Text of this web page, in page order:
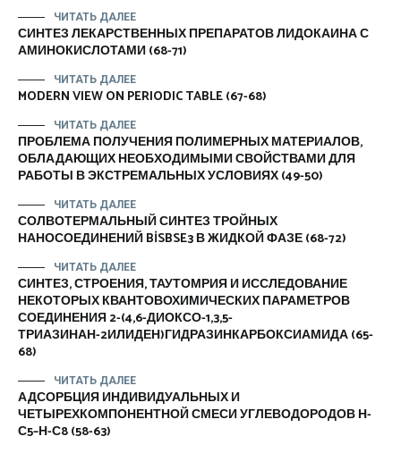
ЧИТАТЬ ДАЛЕЕ
СИНТЕЗ ЛЕКАРСТВЕННЫХ ПРЕПАРАТОВ ЛИДОКАИНА С
АМИНОКИСЛОТАМИ (68-71)
ЧИТАТЬ ДАЛЕЕ
MODERN VIEW ON PERIODIC TABLE (67-68)
ЧИТАТЬ ДАЛЕЕ
ПРОБЛЕМА ПОЛУЧЕНИЯ ПОЛИМЕРНЫХ МАТЕРИАЛОВ,
ОБЛАДАЮЩИХ НЕОБХОДИМЫМИ СВОЙСТВАМИ ДЛЯ
РАБОТЫ В ЭКСТРЕМАЛЬНЫХ УСЛОВИЯХ (49-50)
ЧИТАТЬ ДАЛЕЕ
СОЛВОТЕРМАЛЬНЫЙ СИНТЕЗ ТРОЙНЫХ
НАНОСОЕДИНЕНИЙ BİSBSE3 В ЖИДКОЙ ФАЗЕ (68-72)
ЧИТАТЬ ДАЛЕЕ
СИНТЕЗ, СТРОЕНИЯ, ТАУТОМРИЯ И ИССЛЕДОВАНИЕ
НЕКОТОРЫХ КВАНТОВОХИМИЧЕСКИХ ПАРАМЕТРОВ
СОЕДИНЕНИЯ 2-(4,6-ДИОКСО-1,3,5-
ТРИАЗИНАН-2ИЛИДЕН)ГИДРАЗИНКАРБОКСИАМИДА (65-
68)
ЧИТАТЬ ДАЛЕЕ
АДСОРБЦИЯ ИНДИВИДУАЛЬНЫХ И
ЧЕТЫРЕХКОМПОНЕНТНОЙ СМЕСИ УГЛЕВОДОРОДОВ Н-
С5–Н-С8 (58-63)